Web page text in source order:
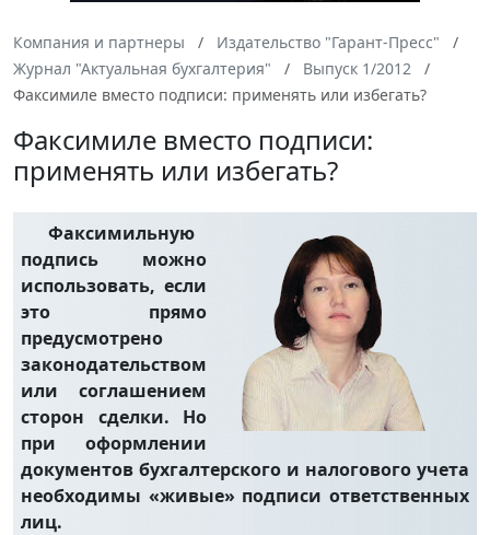
Компания и партнеры
Издательство "Гарант-Пресс"
Журнал "Актуальная бухгалтерия"
Выпуск 1/2012
Факсимиле вместо подписи: применять или избегать?
Факсимиле вместо подписи:
применять или избегать?
Факсимильную
подпись можно
использовать, если
это прямо
предусмотрено
законодательством
или соглашением
сторон сделки. Но
при оформлении
документов бухгалтерского и налогового учета
необходимы «живые» подписи ответственных
лиц.